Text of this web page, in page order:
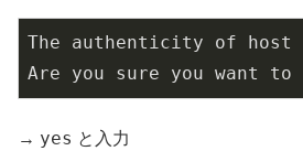
The authenticity of host
Are you sure you want to
→ yes と入力